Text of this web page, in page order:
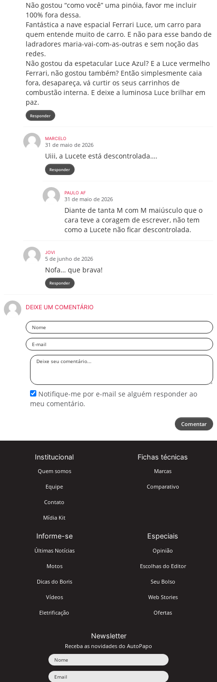
Não gostou “como você” uma pinóia, favor me incluir
100% fora dessa.
Fantástica a nave espacial Ferrari Luce, um carro para
quem entende muito de carro. E não para esse bando de
ladradores maria-vai-com-as-outras e sem noção das
redes.
Não gostou da espetacular Luce Azul? E a Luce vermelho
Ferrari, não gostou também? Então simplesmente caia
fora, desapareça, vá curtir os seus carrinhos de
combustão interna. E deixe a luminosa Luce brilhar em
paz.
Responder
MARCELO
31 de maio de 2026
Uiii, a Lucete está descontrolada….
Responder
PAULO AF
31 de maio de 2026
Diante de tanta M com M maiúsculo que o
cara teve a coragem de escrever, não tem
como a Lucete não ficar descontrolada.
JOVI
5 de junho de 2026
Nofa… que brava!
Responder
DEIXE UM COMENTÁRIO
Nome
Email
Deixe
Notifique-me por e-mail se alguém responder ao
meu comentário.
Comentar
Institucional
Quem somos
Equipe
Contato
Mídia Kit
Fichas técnicas
Marcas
Comparativo
Informe-se
Últimas Notícias
Motos
Dicas do Boris
Vídeos
Eletrificação
Especiais
Opinião
Escolhas do Editor
Seu Bolso
Web Stories
Ofertas
Newsletter
Receba as novidades do AutoPapo